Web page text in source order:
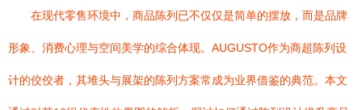
在现代零售环境中，商品陈列已不仅仅是简单的摆放，而是品牌
形象、消费心理与空间美学的综合体现。AUGUSTO作为商超陈列设
计的佼佼者，其堆头与展架的陈列方案常成为业界借鉴的典范。本文